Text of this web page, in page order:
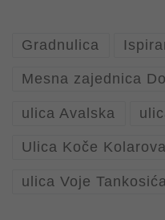
Gradnulica
Mesna zajednica
ulica Avalska
Ulica Koče Kolarova
ulica Voje